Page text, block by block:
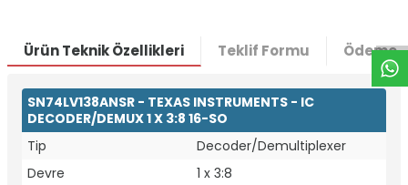
Ürün Teknik Özellikleri Teklif Formu Ödeme
SN74LV138ANSR - TEXAS INSTRUMENTS - IC
DECODER/DEMUX 1 X 3:8 16-SO
Tip
Decoder/Demultiplexer
Devre
1 x 3:8